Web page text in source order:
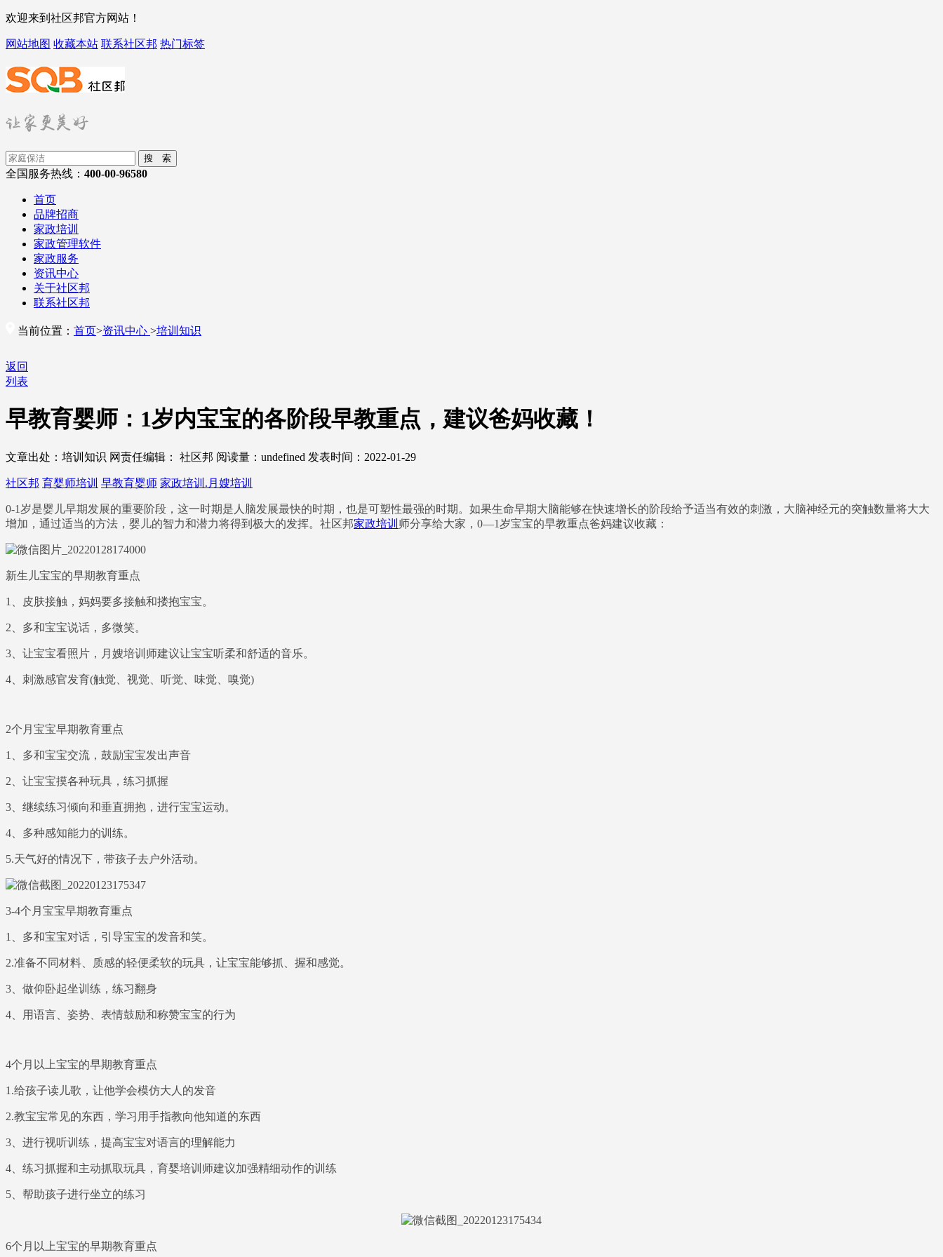
欢迎来到社区邦官方网站！
网站地图 收藏本站 联系社区邦 热门标签
搜 索
全国服务热线： 400-00-96580
首页
品牌招商
家政培训
家政管理软件
家政服务
资讯中心
关于社区邦
联系社区邦
当前位置： 首页>资讯中心 >培训知识
返回
列表
早教育婴师：1岁内宝宝的各阶段早教重点，建议爸妈收藏！
文章出处：培训知识 网责任编辑： 社区邦 阅读量： undefined 发表时间：2022-01-29
社区邦 育婴师培训 早教育婴师 家政培训.月嫂培训
0-1岁是婴儿早期发展的重要阶段，这一时期是人脑发展最快的时期，也是可塑性最强的时期。如果生命早期大脑能够在快速增长的阶段给予适当有效的刺激，大脑神经元的突触数量将大大
增加，通过适当的方法，婴儿的智力和潜力将得到极大的发挥。社区邦家政培训 师分享给大家，0—1岁宝宝的早教重点爸妈建议收藏：
新生儿宝宝的早期教育重点
1、皮肤接触，妈妈要多接触和搂抱宝宝。
2、多和宝宝说话，多微笑。
3、让宝宝看照片，月嫂培训师建议让宝宝听柔和舒适的音乐。
4、刺激感官发育(触觉、视觉、听觉、味觉、嗅觉)
2个月宝宝早期教育重点
1、多和宝宝交流，鼓励宝宝发出声音
2、让宝宝摸各种玩具，练习抓握
3、继续练习倾向和垂直拥抱，进行宝宝运动。
4、多种感知能力的训练。
5.天气好的情况下，带孩子去户外活动。
3-4个月宝宝早期教育重点
1、多和宝宝对话，引导宝宝的发音和笑。
2.准备不同材料、质感的轻便柔软的玩具，让宝宝能够抓、握和感觉。
3、做仰卧起坐训练，练习翻身
4、用语言、姿势、表情鼓励和称赞宝宝的行为
4个月以上宝宝的早期教育重点
1.给孩子读儿歌，让他学会模仿大人的发音
2.教宝宝常见的东西，学习用手指教向他知道的东西
3、进行视听训练，提高宝宝对语言的理解能力
4、练习抓握和主动抓取玩具， 育婴培训师建议加强精细动作的训练
5、帮助孩子进行坐立的练习
6个月以上宝宝的早期教育重点